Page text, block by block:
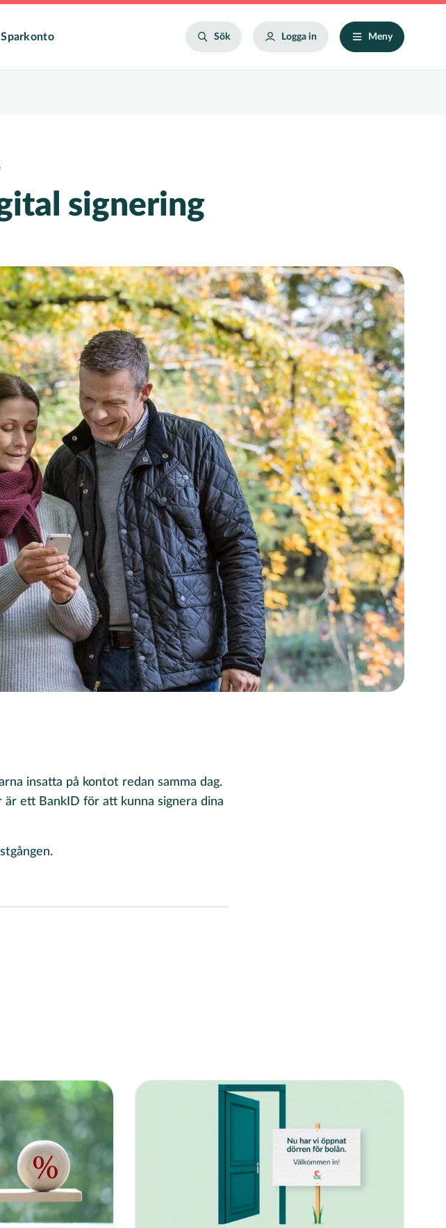
Sparkonto
Search
Sök
Logga in Meny
signering
insatta på kontot redan samma dag.
ett BankID för att kunna signera dina